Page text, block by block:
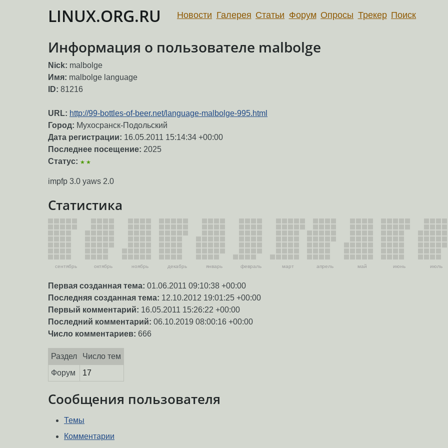
LINUX.ORG.RU Новости Галерея Статьи Форум Опросы Трекер Поиск
Информация о пользователе malbolge
Nick: malbolge
Имя: malbolge language
ID: 81216
URL: http://99-bottles-of-beer.net/language-malbolge-995.html
Город: Мухосранск-Подольский
Дата регистрации: 16.05.2011 15:14:34 +00:00
Последнее посещение: 2025
Статус: ★★
impfp 3.0 yaws 2.0
Статистика
сентябрь октябрь ноябрь декабрь январь февраль март апрель май июнь июль
Первая созданная тема: 01.06.2011 09:10:38 +00:00
Последняя созданная тема: 12.10.2012 19:01:25 +00:00
Первый комментарий: 16.05.2011 15:26:22 +00:00
Последний комментарий: 06.10.2019 08:00:16 +00:00
Число комментариев: 666
Раздел
Число тем
Форум
17
Сообщения пользователя
Темы
Комментарии